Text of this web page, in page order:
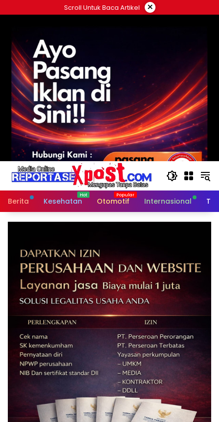
ke
Scroll Untuk Baca Artikel ×
Berita Kesehatan Otomotif Internasional